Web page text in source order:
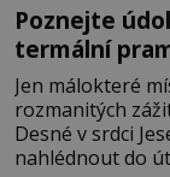
Poznejte
termální
Jen málokteré
rozmanitých
Desné v srdci
nahlédnout do